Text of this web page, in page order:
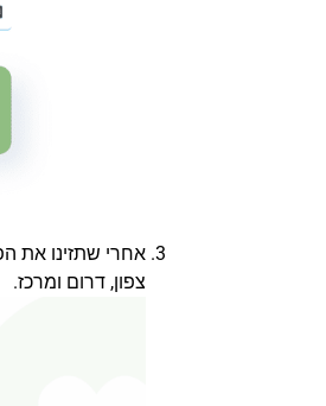
אחרי שתזינו את
צפון, דרום ומרכז.